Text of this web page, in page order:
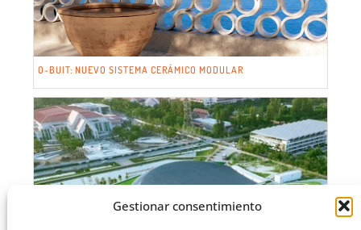
Gestionar consentimiento
O-BUIT: NUEVO SISTEMA CERÁMICO MODULAR